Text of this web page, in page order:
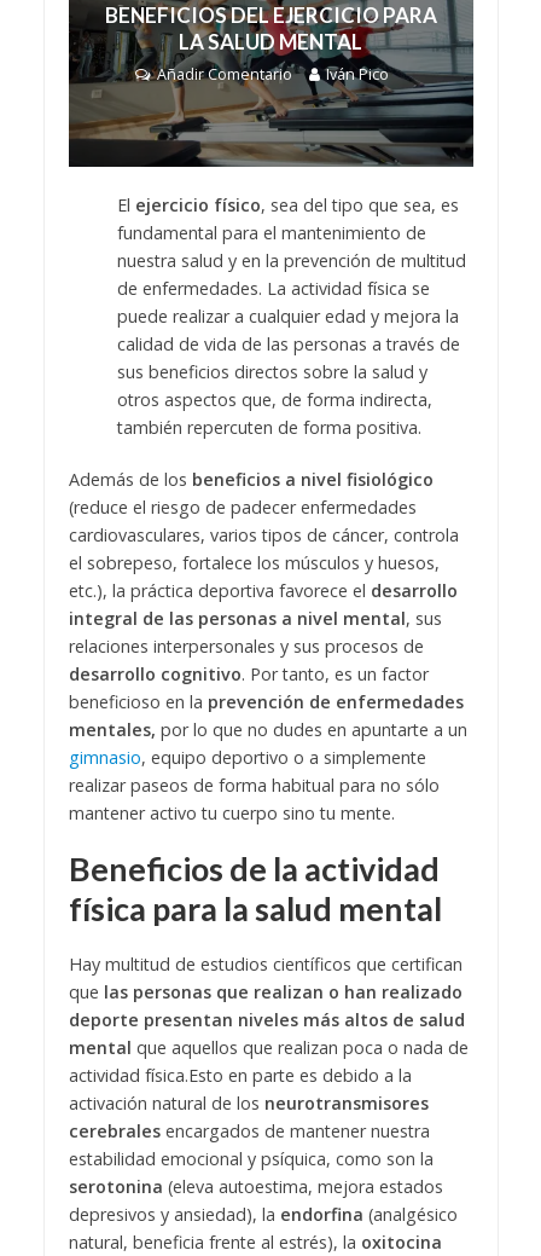
BENEFICIOS DEL EJERCICIO PARA
LA SALUD MENTAL
Añadir Comentario Iván Pico
El ejercicio físico, sea del tipo que sea, es
fundamental para el mantenimiento de
nuestra salud y en la prevención de multitud
de enfermedades. La actividad física se
puede realizar a cualquier edad y mejora la
calidad de vida de las personas a través de
sus beneficios directos sobre la salud y
otros aspectos que, de forma indirecta,
también repercuten de forma positiva.
Además de los beneficios a nivel fisiológico
(reduce el riesgo de padecer enfermedades
cardiovasculares, varios tipos de cáncer, controla
el sobrepeso, fortalece los músculos y huesos,
etc.), la práctica deportiva favorece el desarrollo
integral de las personas a nivel mental, sus
relaciones interpersonales y sus procesos de
desarrollo cognitivo. Por tanto, es un factor
beneficioso en la prevención de enfermedades
mentales, por lo que no dudes en apuntarte a un
gimnasio, equipo deportivo o a simplemente
realizar paseos de forma habitual para no sólo
mantener activo tu cuerpo sino tu mente.
Beneficios de la actividad
física para la salud mental
Hay multitud de estudios científicos que certifican
que las personas que realizan o han realizado
deporte presentan niveles más altos de salud
mental que aquellos que realizan poca o nada de
actividad física.Esto en parte es debido a la
activación natural de los neurotransmisores
cerebrales encargados de mantener nuestra
estabilidad emocional y psíquica, como son la
serotonina (eleva autoestima, mejora estados
depresivos y ansiedad), la endorfina (analgésico
natural, beneficia frente al estrés), la oxitocina